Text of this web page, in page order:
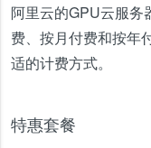
阿里云的GPU云服务
费、按月付费和按年
适的计费方式。
特惠套餐